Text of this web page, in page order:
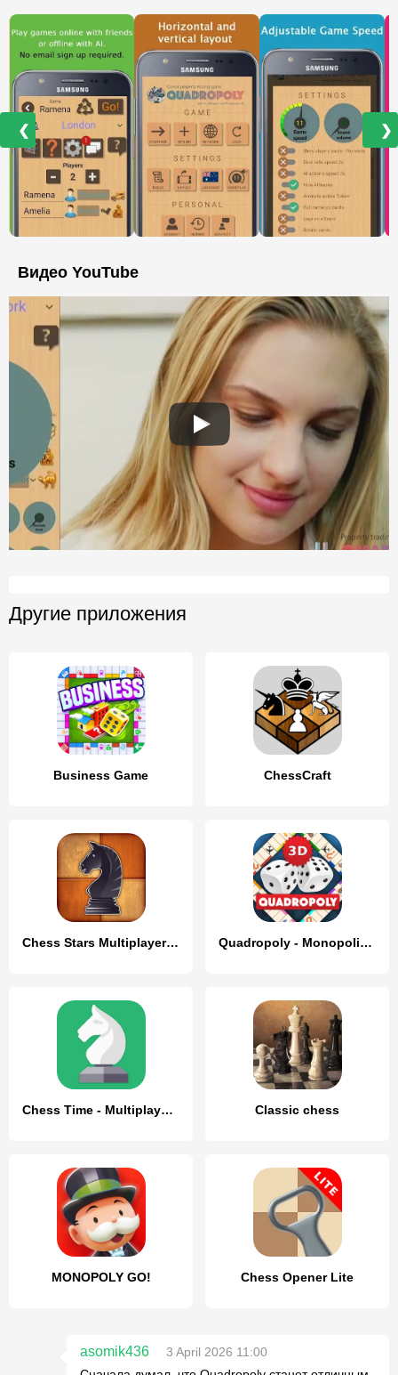
❮ ❯
Видео YouTube
Другие приложения
Business Game ChessCraft
Chess Stars Multiplayer Online Quadropoly - Monopolist Tycoon
Chess Time - Multiplayer Chess Classic chess
MONOPOLY GO! Chess Opener Lite
asomik436
3 April 2026 11:00